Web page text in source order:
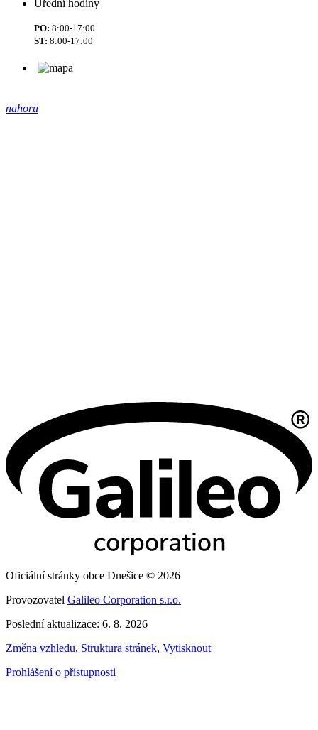
Úřední hodiny
PO: 8:00-17:00
ST: 8:00-17:00
nahoru
Oficiální stránky obce Dnešice © 2026
Provozovatel Galileo Corporation s.r.o.
Poslední aktualizace: 6. 8. 2026
Změna vzhledu, Struktura stránek, Vytisknout
Prohlášení o přístupnosti